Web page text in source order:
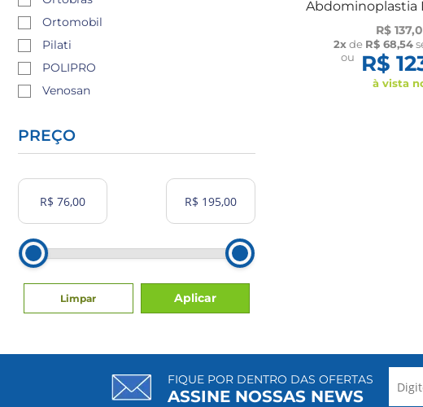
Ortomobil
Pilati
POLIPRO
Venosan
PREÇO
Limpar Aplicar
Abdominoplastia
Bariátrica
R$
2xde R$ 68,54
ou
R$
à vista
FIQUE POR DENTRO DAS OFERTAS
ASSINE NOSSAS NEWS